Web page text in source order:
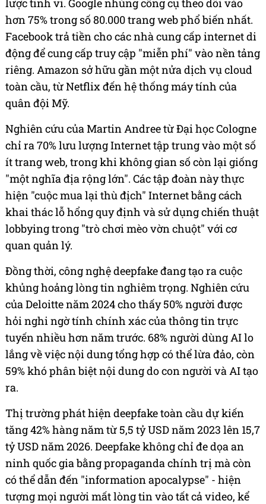
lược tinh vi. Google nhúng công cụ theo dõi vào
hơn 75% trong số 80.000 trang web phổ biến nhất.
Facebook trả tiền cho các nhà cung cấp internet di
động để cung cấp truy cập "miễn phí" vào nền tảng
riêng. Amazon sở hữu gần một nửa dịch vụ cloud
toàn cầu, từ Netflix đến hệ thống máy tính của
quân đội Mỹ.
Nghiên cứu của Martin Andree từ Đại học Cologne
chỉ ra 70% lưu lượng Internet tập trung vào một số
ít trang web, trong khi không gian số còn lại giống
"một nghĩa địa rộng lớn". Các tập đoàn này thực
hiện "cuộc mua lại thù địch" Internet bằng cách
khai thác lỗ hổng quy định và sử dụng chiến thuật
lobbying trong "trò chơi mèo vờn chuột" với cơ
quan quản lý.
Đồng thời, công nghệ deepfake đang tạo ra cuộc
khủng hoảng lòng tin nghiêm trọng. Nghiên cứu
của Deloitte năm 2024 cho thấy 50% người được
hỏi nghi ngờ tính chính xác của thông tin trực
tuyến nhiều hơn năm trước. 68% người dùng AI lo
lắng về việc nội dung tổng hợp có thể lừa đảo, còn
59% khó phân biệt nội dung do con người và AI tạo
ra.
Thị trường phát hiện deepfake toàn cầu dự kiến
tăng 42% hàng năm từ 5,5 tỷ USD năm 2023 lên 15,7
tỷ USD năm 2026. Deepfake không chỉ đe dọa an
ninh quốc gia bằng propaganda chính trị mà còn
có thể dẫn đến "information apocalypse" - hiện
tượng mọi người mất lòng tin vào tất cả video, kể